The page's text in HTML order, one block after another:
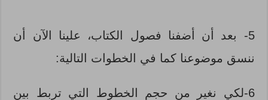
5- بعد أن أضفنا فصول الكتاب، علينا الآن أن
ننسق موضوعنا كما في الخطوات التالية:
6-لكي نغير من حجم الخطوط التي تربط بين